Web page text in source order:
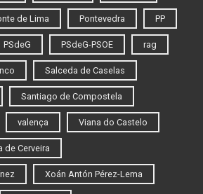
de Lima Pontevedra PP
PSdeG PSdeG-PSOE rag
Salceda de Caselas
Santiago de Compostela
valença Viana do Castelo
de Cerveira
Xoán Antón Pérez-Lema